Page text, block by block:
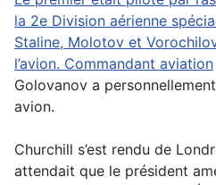
la 2e Division aérienne
Staline, Molotov et
l’avion. Commandant aviation
Golovanov a
avion.
Churchill s’est rendu de
attendait que le président